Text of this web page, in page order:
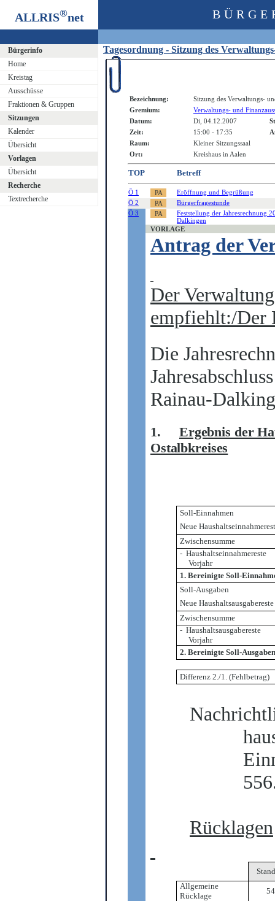
ALLRIS®net
Bürgerinfo
Home
Kreistag
Ausschüsse
Fraktionen & Gruppen
Sitzungen
Kalender
Übersicht
Vorlagen
Übersicht
Recherche
Textrecherche
Tagesordnung - Sitzung des
Bezeichnung:
Sitzung des Verwaltungs-
Gremium:
Verwaltungs- und
Datum:
Di, 04.12.2007
Zeit:
15:00 - 17:35
Raum:
Kleiner Sitzungssaal
Ort:
Kreishaus in Aalen
TOP Betreff
Ö 1
Eröffnung und Begrüßung
Ö 2
Bürgerfragestunde
Ö 3
Feststellung der Jahresrechnung
Dalkingen
VORLAGE
Antrag der
Der
empfiehlt:/Der
Die
Rainau-
1.
Ergebnis der
Ostalbkreises
Soll-Einnahmen
Neue
Zwischensumme
- Haushaltseinnahmereste
Vorjahr
1. Bereinigte Soll-
Soll-Ausgaben
Neue Haushaltsausgabereste
Zwischensumme
- Haushaltsausgabereste
Vorjahr
2. Bereinigte Soll-
Differenz 2./1. (Fehlbetrag)
Rücklagen
Allgemeine
Rücklage